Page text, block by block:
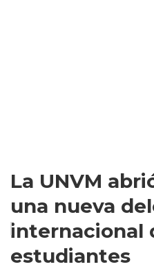
La UNVM
una nueva
internacional
estudiantes